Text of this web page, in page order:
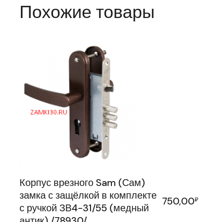
Похожие товары
Корпус врезного Sam (Сам)
замка с защёлкой в комплекте
с ручкой ЗВ4-31/55 (медный
750,00₽